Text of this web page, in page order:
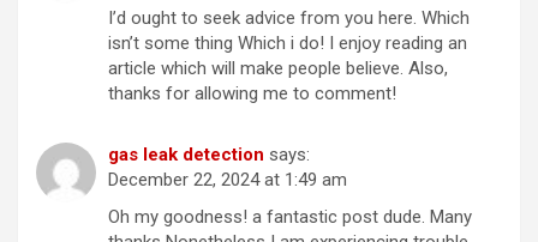
I’d ought to seek advice from you here. Which
isn’t some thing Which i do! I enjoy reading an
article which will make people believe. Also,
thanks for allowing me to comment!
gas leak detection says:
December 22, 2024 at 1:49 am
Oh my goodness! a fantastic post dude. Many